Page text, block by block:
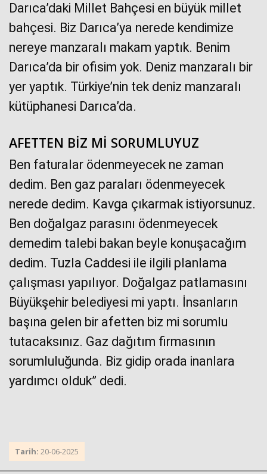
Darıca’daki Millet Bahçesi en büyük millet
bahçesi. Biz Darıca’ya nerede kendimize
nereye manzaralı makam yaptık. Benim
Darıca’da bir ofisim yok. Deniz manzaralı bir
yer yaptık. Türkiye’nin tek deniz manzaralı
kütüphanesi Darıca’da.
AFETTEN BİZ Mİ SORUMLUYUZ
Ben faturalar ödenmeyecek ne zaman
dedim. Ben gaz paraları ödenmeyecek
nerede dedim. Kavga çıkarmak istiyorsunuz.
Ben doğalgaz parasını ödenmeyecek
demedim talebi bakan beyle konuşacağım
dedim. Tuzla Caddesi ile ilgili planlama
çalışması yapılıyor. Doğalgaz patlamasını
Büyükşehir belediyesi mi yaptı. İnsanların
başına gelen bir afetten biz mi sorumlu
tutacaksınız. Gaz dağıtım firmasının
sorumluluğunda. Biz gidip orada inanlara
yardımcı olduk” dedi.
Tarih: 20-06-2025